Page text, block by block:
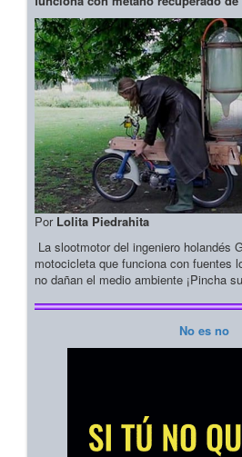
Por Lolita Piedrahita
La slootmotor del ingeniero holandés
motocicleta que funciona con fuentes
no dañan el medio ambiente ¡Pincha
No es no